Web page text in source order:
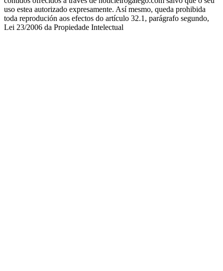
uso estea autorizado expresamente. Así mesmo, queda prohibida
toda reprodución aos efectos do artículo 32.1, parágrafo segundo,
Lei 23/2006 da Propiedade Intelectual